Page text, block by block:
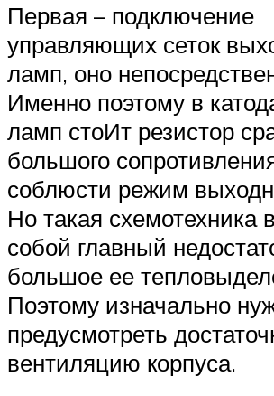
Первая – подключение
управляющих сеток
ламп, оно
Именно поэтому в
ламп стоИт резистор
большого
соблюсти режим
Но такая схемотехника
собой главный
большое ее
Поэтому изначально
предусмотреть
вентиляцию корпуса.